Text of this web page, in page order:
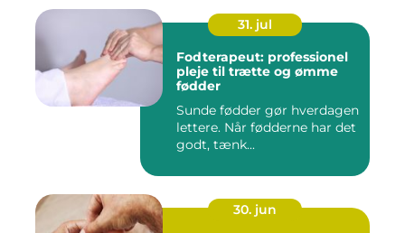
31. jul
Fodterapeut: professionel
pleje til trætte og ømme
fødder
Sunde fødder gør hverdagen
lettere. Når fødderne har det
godt, tænk...
30. jun